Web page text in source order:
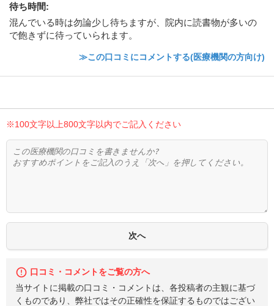
待ち時間:
混んでいる時は勿論少し待ちますが、院内に読書物が多いの
で飽きずに待っていられます。
≫この口コミにコメントする(医療機関の方向け)
※100文字以上800文字以内でご記入ください
口コミ・コメントをご覧の方へ
当サイトに掲載の口コミ・コメントは、各投稿者の主観に基づ
くものであり、弊社ではその正確性を保証するものではござい